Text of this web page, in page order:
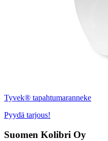
Tyvek® tapahtumaranneke
Pyydä tarjous!
Suomen Kolibri Oy